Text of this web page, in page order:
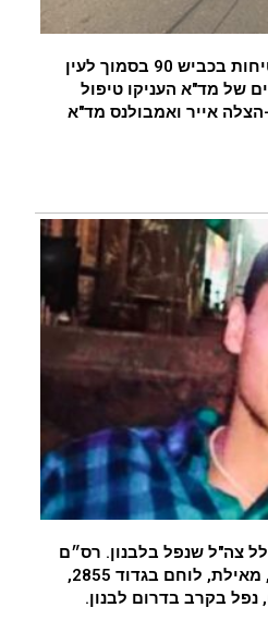
רכב שהתנגש במעקה בטיחות בכביש 90 בסמוך לעין
של מד"א העניקו טיפול
הצלה אייר ואמבולנס מד"א
צה"ל שנפל בלבנון. רס״ם
(מיל׳) תמיר וקנין, בן 33, מאילת, לוחם בגדוד 2855,